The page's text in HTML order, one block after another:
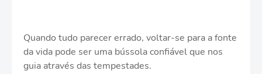
Quando tudo parecer errado, voltar-se para a fonte
da vida pode ser uma bússola confiável que nos
guia através das tempestades.